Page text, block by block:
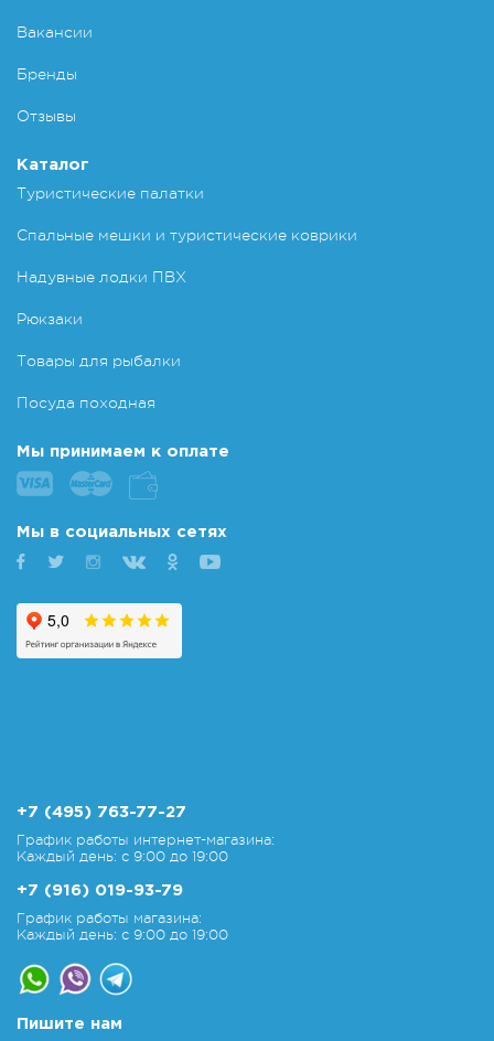
Вакансии
Бренды
Отзывы
Каталог
Туристические палатки
Спальные мешки и туристические коврики
Надувные лодки ПВХ
Рюкзаки
Товары для рыбалки
Посуда походная
Мы принимаем к оплате
Мы в социальных сетях
+7 (495) 763-77-27
График работы интернет-магазина:
Каждый день: с 9:00 до 19:00
+7 (916) 019-93-79
График работы магазина:
Каждый день: с 9:00 до 19:00
Пишите нам